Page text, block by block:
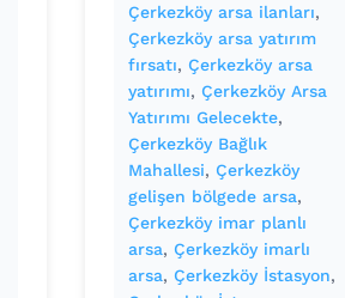
Çerkezköy arsa ilanları
Çerkezköy arsa yatırım
fırsatı, Çerkezköy arsa
yatırımı, Çerkezköy Arsa
Yatırımı Gelecekte
Çerkezköy Bağlık
Mahallesi, Çerkezköy
gelişen bölgede arsa
Çerkezköy imar planlı
arsa, Çerkezköy imarlı
arsa, Çerkezköy İstasyon